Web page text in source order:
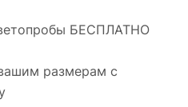
БЕСПЛАТНО
размерам с